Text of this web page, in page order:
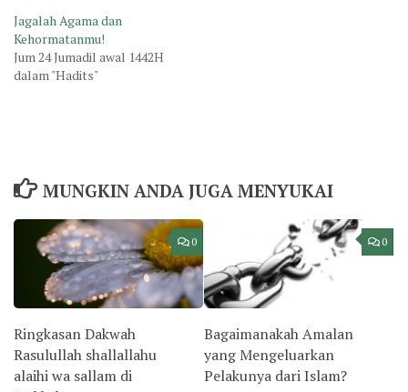
Jagalah Agama dan
Kehormatanmu!
Jum 24 Jumadil awal 1442H
dalam "Hadits"
MUNGKIN ANDA JUGA MENYUKAI
0
Ringkasan Dakwah
Rasulullah shallallahu
alaihi wa sallam di
0
Bagaimanakah Amalan
yang Mengeluarkan
Pelakunya dari Islam?